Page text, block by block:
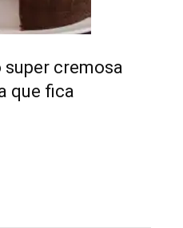
cremosa
que fica